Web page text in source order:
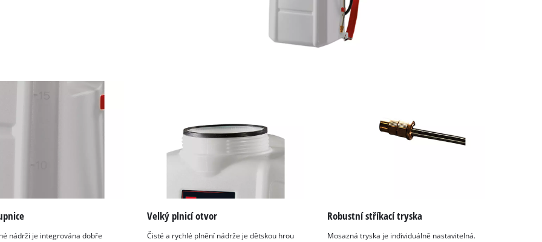
nádrži je integrována dobře
Velký plnicí otvor
Čisté a rychlé plnění nádrže je dětskou hrou
Robustní stříkací tryska
Mosazná tryska je individuálně nastavitelná.